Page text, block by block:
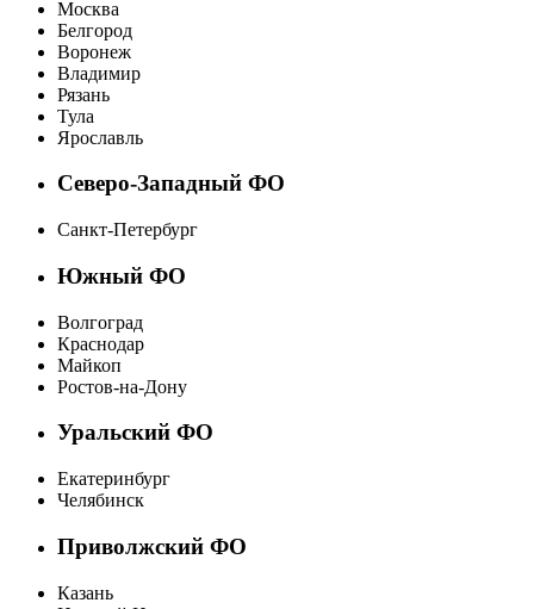
Москва
Белгород
Воронеж
Владимир
Рязань
Тула
Ярославль
Северо-Западный ФО
Санкт-Петербург
Южный ФО
Волгоград
Краснодар
Майкоп
Ростов-на-Дону
Уральский ФО
Екатеринбург
Челябинск
Приволжский ФО
Казань